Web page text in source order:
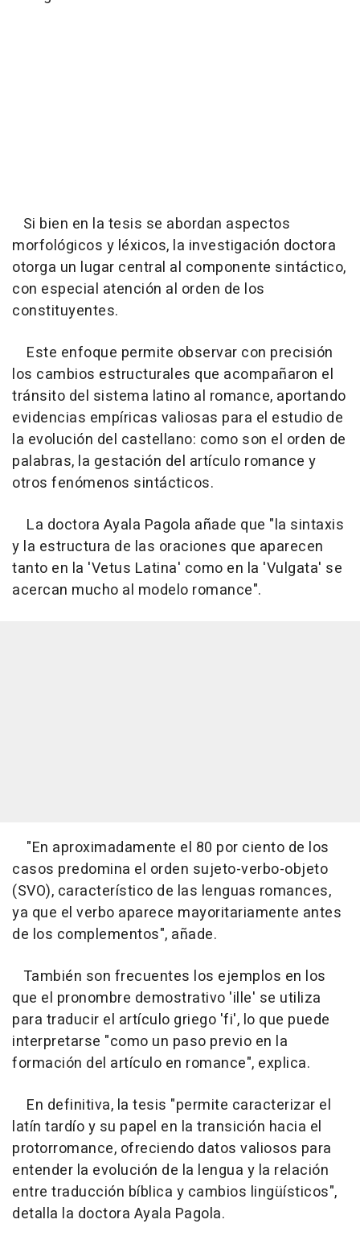
Si bien en la tesis se abordan aspectos
morfológicos y léxicos, la investigación doctora
otorga un lugar central al componente sintáctico,
con especial atención al orden de los
constituyentes.
Este enfoque permite observar con precisión
los cambios estructurales que acompañaron el
tránsito del sistema latino al romance, aportando
evidencias empíricas valiosas para el estudio de
la evolución del castellano: como son el orden de
palabras, la gestación del artículo romance y
otros fenómenos sintácticos.
La doctora Ayala Pagola añade que "la sintaxis
y la estructura de las oraciones que aparecen
tanto en la 'Vetus Latina' como en la 'Vulgata' se
acercan mucho al modelo romance".
"En aproximadamente el 80 por ciento de los
casos predomina el orden sujeto-verbo-objeto
(SVO), característico de las lenguas romances,
ya que el verbo aparece mayoritariamente antes
de los complementos", añade.
También son frecuentes los ejemplos en los
que el pronombre demostrativo 'ille' se utiliza
para traducir el artículo griego 'fi', lo que puede
interpretarse "como un paso previo en la
formación del artículo en romance", explica.
En definitiva, la tesis "permite caracterizar el
latín tardío y su papel en la transición hacia el
protorromance, ofreciendo datos valiosos para
entender la evolución de la lengua y la relación
entre traducción bíblica y cambios lingüísticos",
detalla la doctora Ayala Pagola.